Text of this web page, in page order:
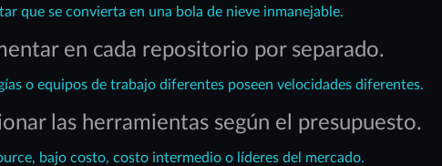
que se convierta en una bola de nieve inmanejable.
en cada repositorio por separado.
o equipos de trabajo diferentes poseen velocidades diferentes.
las herramientas según el presupuesto.
bajo costo, costo intermedio o líderes del mercado.